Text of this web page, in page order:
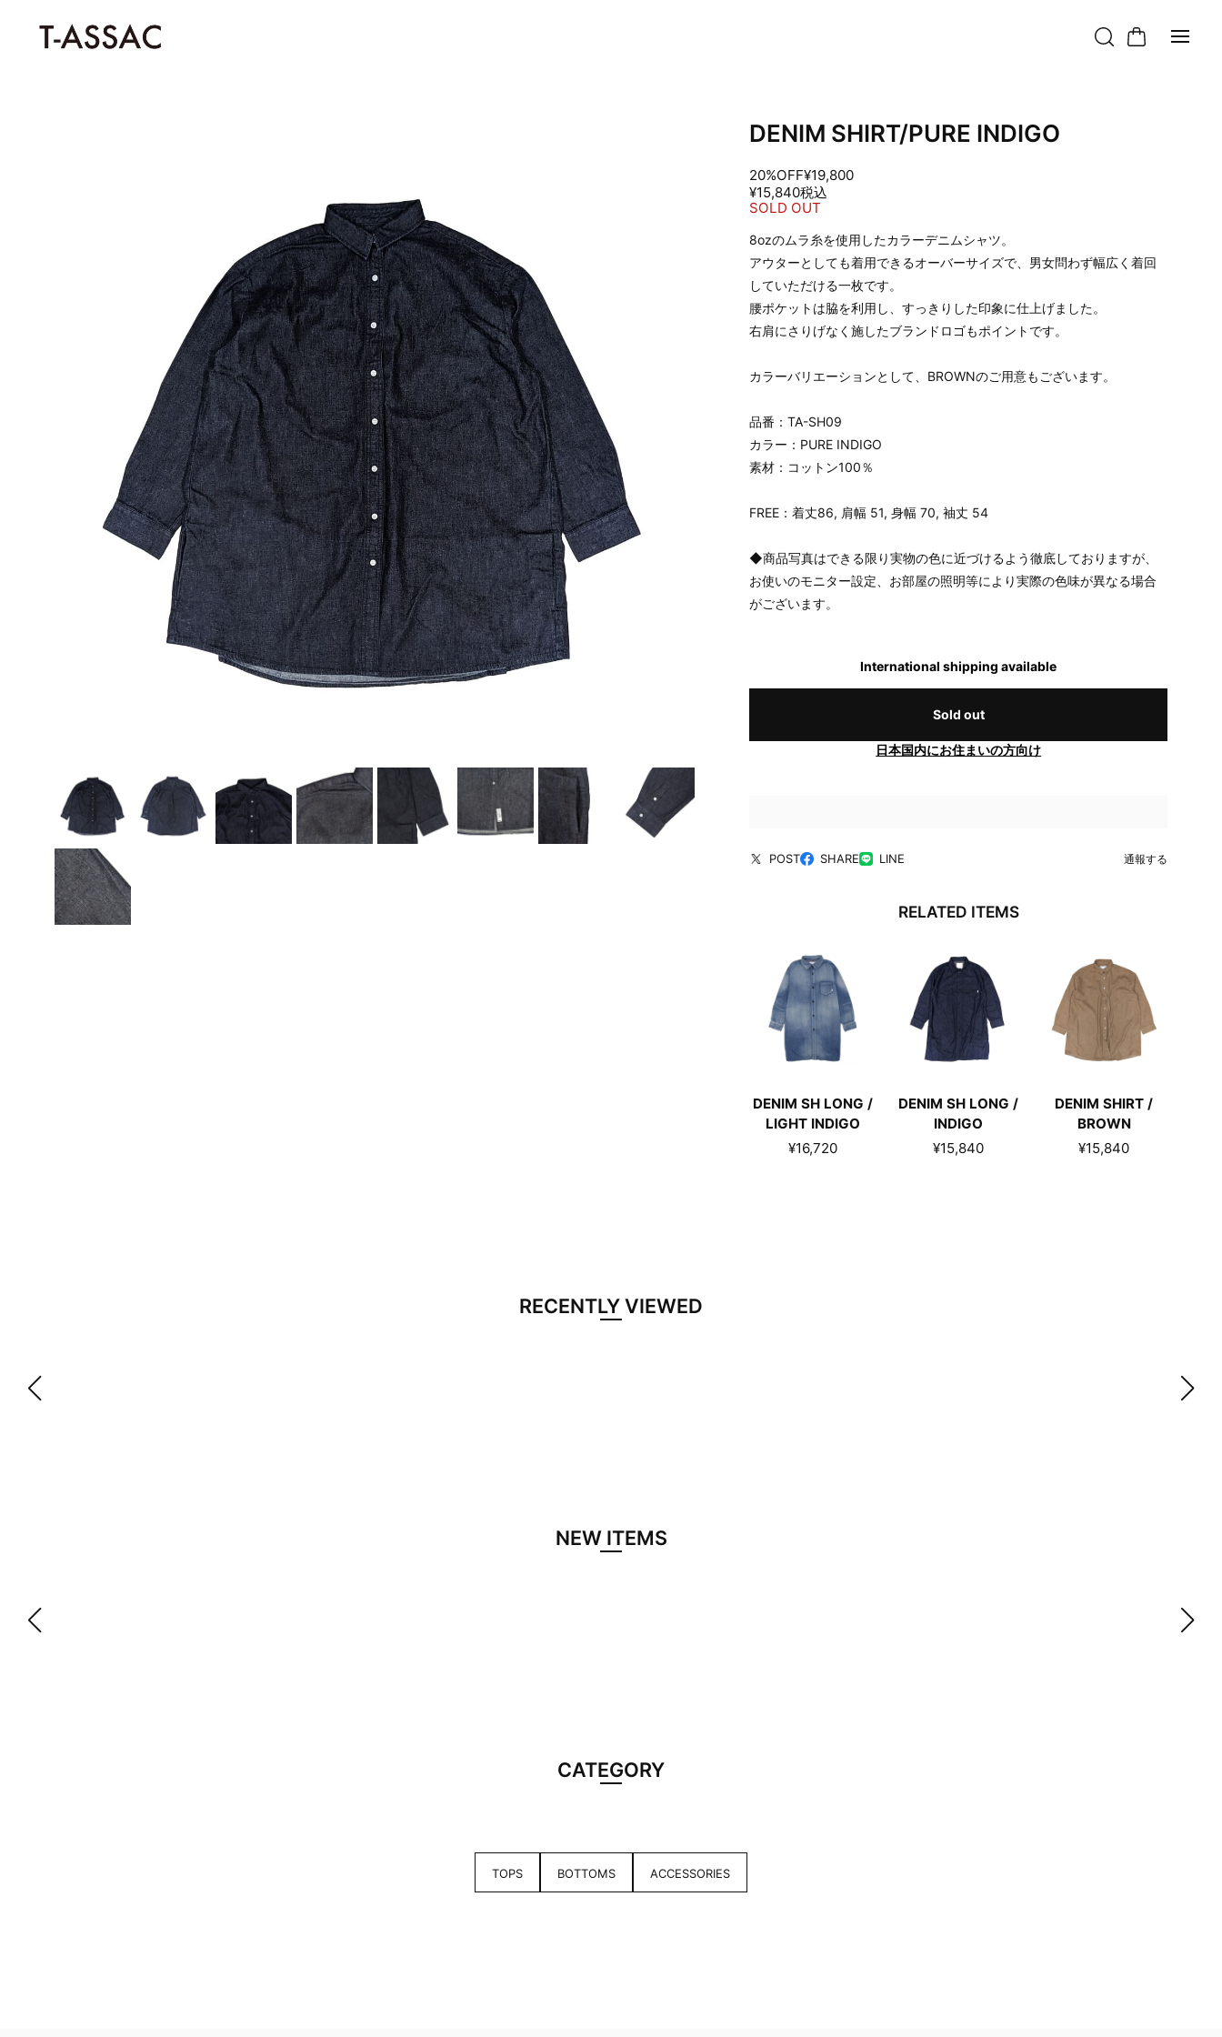
DENIM SHIRT/PURE INDIGO
20%OFF¥19,800
¥15,840税込
SOLD OUT
8ozのムラ糸を使用したカラーデニムシャツ。
アウターとしても着用できるオーバーサイズで、男女問わず幅広く着回
していただける一枚です。
腰ポケットは脇を利用し、すっきりした印象に仕上げました。
右肩にさりげなく施したブランドロゴもポイントです。
カラーバリエーションとして、BROWNのご用意もございます。
品番：TA-SH09
カラー：PURE INDIGO
素材：コットン100％
FREE：着丈86, 肩幅 51, 身幅 70, 袖丈 54
◆商品写真はできる限り実物の色に近づけるよう徹底しておりますが、
お使いのモニター設定、お部屋の照明等により実際の色味が異なる場合
がございます。
International shipping available
Sold out
日本国内にお住まいの方向け
POST SHARE LINE 通報する
RELATED ITEMS
DENIM SH LONG /
LIGHT INDIGO
¥16,720
DENIM SH LONG /
INDIGO
¥15,840
DENIM SHIRT /
BROWN
¥15,840
RECENTLY VIEWED
NEW ITEMS
CATEGORY
TOPS BOTTOMS ACCESSORIES